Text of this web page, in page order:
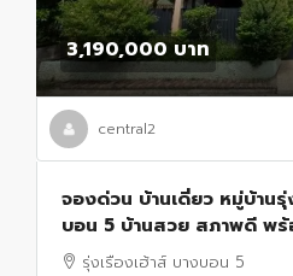
3,190,000 บาท
central2
จองด่วน บ้านเดี่ยว หมู่บ้านรุ่
บอน 5 บ้านสวย สภาพดี พ
รุ่งเรืองเฮ้าส์ บางบอน 5